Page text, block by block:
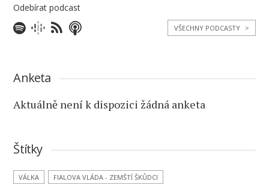
Odebírat podcast
VŠECHNY PODCASTY >
Anketa
Aktuálně není k dispozici žádná anketa
Štítky
VÁLKA
FIALOVA VLÁDA - ZEMŠTÍ ŠKŮDCI